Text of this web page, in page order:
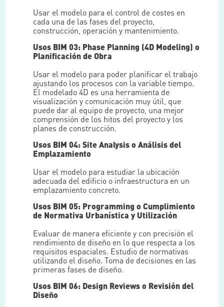
Usar el modelo para el control de costes en
cada una de las fases del proyecto,
construcción, operación y mantenimiento.
Usos BIM 03: Phase Planning (4D Modeling) o
Planificación de Obra
Usar el modelo para poder planificar el trabajo
ajustando los procesos con la variable tiempo.
El modelado 4D es una herramienta de
visualización y comunicación muy útil, que
puede dar al equipo de proyecto, una mejor
comprensión de los hitos del proyecto y los
planes de construcción.
Usos BIM 04: Site Analysis o Análisis del
Emplazamiento
Usar el modelo para estudiar la ubicación
adecuada del edificio o infraestructura en un
emplazamiento concreto.
Usos BIM 05: Programming o Cumplimiento
de Normativa Urbanística y Utilización
Evaluar de manera eficiente y con precisión el
rendimiento de diseño en lo que respecta a los
requisitos espaciales. Estudio de normativas
utilizando el diseño. Toma de decisiones en las
primeras fases de diseño.
Usos BIM 06: Design Reviews o Revisión del
Diseño